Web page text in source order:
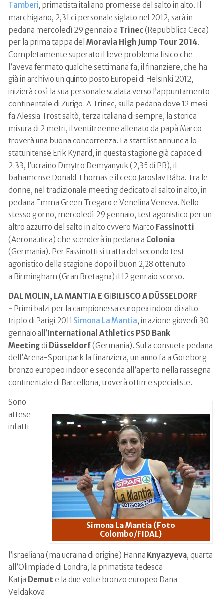
Tamberi, primatista italiano promesse del salto in alto. Il
marchigiano, 2,31 di personale siglato nel 2012, sarà in
pedana mercoledì 29 gennaio a Trinec(Repubblica Ceca)
per la prima tappa del Moravia High Jump Tour 2014.
Completamente superato il lieve problema fisico che
l’aveva fermato qualche settimana fa, il finanziere, che ha
già in archivio un quinto posto Europei di Helsinki 2012,
inizierà così la sua personale scalata verso l’appuntamento
continentale di Zurigo. A Trinec, sulla pedana dove 12 mesi
fa Alessia Trost saltò, terza italiana di sempre, la storica
misura di 2 metri, il ventitreenne allenato da papà Marco
troverà una buona concorrenza. La start list annuncia lo
statunitense Erik Kynard, in questa stagione già capace di
2.33, l’ucraino Dmytro Demyanyuk (2,35 di PB), il
bahamense Donald Thomas e il ceco Jaroslav Bába. Tra le
donne, nel tradizionale meeting dedicato al salto in alto, in
pedana Emma Green Tregaro e Venelina Veneva. Nello
stesso giorno, mercoledì 29 gennaio, test agonistico per un
altro azzurro del salto in alto ovvero Marco Fassinotti
(Aeronautica) che scenderà in pedana a Colonia
(Germania). Per Fassinotti si tratta del secondo test
agonistico della stagione dopo il buon 2,28 ottenuto
a Birmingham (Gran Bretagna) il 12 gennaio scorso.
DAL MOLIN, LA MANTIA E GIBILISCO A DÜSSELDORF
- Primi balzi per la campionessa europea indoor di salto
triplo di Parigi 2011 Simona La Mantia, in azione giovedì 30
gennaio all’International Athletics PSD Bank
Meetingdi Düsseldorf(Germania). Sulla consueta pedana
dell’Arena-Sportpark la finanziera, un anno fa a Goteborg
bronzo europeo indoor e seconda all’aperto nella rassegna
continentale di Barcellona, troverà ottime specialiste.
Simona La Mantia (Foto
Colombo/FIDAL)
Sono
attese
infatti
l’israeliana (ma ucraina di origine) Hanna Knyazyeva, quarta
all’Olimpiade di Londra, la primatista tedesca
Katja Demute la due volte bronzo europeo Dana
Veldakova.